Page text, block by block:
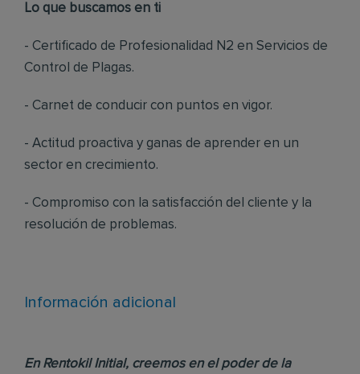
Lo que buscamos en ti
- Certificado de Profesionalidad N2 en Servicios de
Control de Plagas.
- Carnet de conducir con puntos en vigor.
- Actitud proactiva y ganas de aprender en un
sector en crecimiento.
- Compromiso con la satisfacción del cliente y la
resolución de problemas.
Información adicional
En Rentokil Initial, creemos en el poder de la